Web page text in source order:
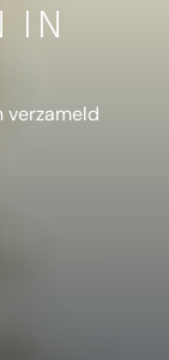
IN
verzameld